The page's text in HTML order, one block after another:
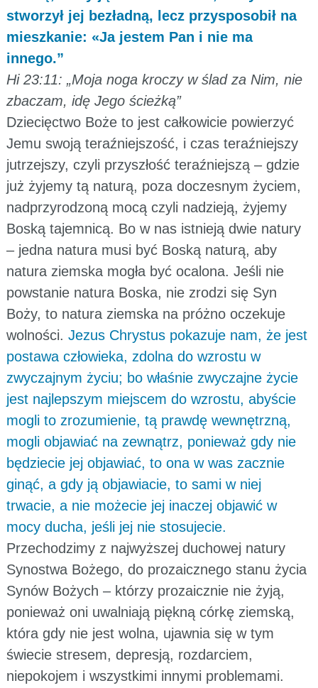
stworzył jej bezładną, lecz przysposobił na
mieszkanie: «Ja jestem Pan i nie ma
innego.”
Hi 23:11: „Moja noga kroczy w ślad za Nim, nie
zbaczam, idę Jego ścieżką”
Dziecięctwo Boże to jest całkowicie powierzyć
Jemu swoją teraźniejszość, i czas teraźniejszy
jutrzejszy, czyli przyszłość teraźniejszą – gdzie
już żyjemy tą naturą, poza doczesnym życiem,
nadprzyrodzoną mocą czyli nadzieją, żyjemy
Boską tajemnicą. Bo w nas istnieją dwie natury
– jedna natura musi być Boską naturą, aby
natura ziemska mogła być ocalona. Jeśli nie
powstanie natura Boska, nie zrodzi się Syn
Boży, to natura ziemska na próżno oczekuje
wolności. Jezus Chrystus pokazuje nam, że jest
postawa człowieka, zdolna do wzrostu w
zwyczajnym życiu; bo właśnie zwyczajne życie
jest najlepszym miejscem do wzrostu, abyście
mogli to zrozumienie, tą prawdę wewnętrzną,
mogli objawiać na zewnątrz, ponieważ gdy nie
będziecie jej objawiać, to ona w was zacznie
ginąć, a gdy ją objawiacie, to sami w niej
trwacie, a nie możecie jej inaczej objawić w
mocy ducha, jeśli jej nie stosujecie.
Przechodzimy z najwyższej duchowej natury
Synostwa Bożego, do prozaicznego stanu życia
Synów Bożych – którzy prozaicznie nie żyją,
ponieważ oni uwalniają piękną córkę ziemską,
która gdy nie jest wolna, ujawnia się w tym
świecie stresem, depresją, rozdarciem,
niepokojem i wszystkimi innymi problemami.